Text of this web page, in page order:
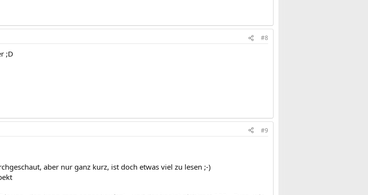
#8
;D
#9
aber nur ganz kurz, ist doch etwas viel zu lesen ;-)